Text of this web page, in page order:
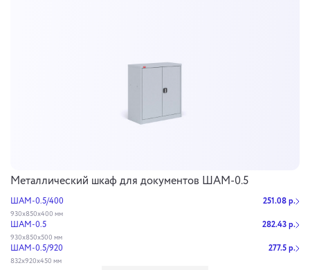
Металлический шкаф для документов ШАМ-0.5
ШАМ-0.5/400 251.08 р.
930х850х400 мм
ШАМ-0.5 282.43 р.
930х850х500 мм
ШАМ-0.5/920 277.5 р.
832х920х450 мм